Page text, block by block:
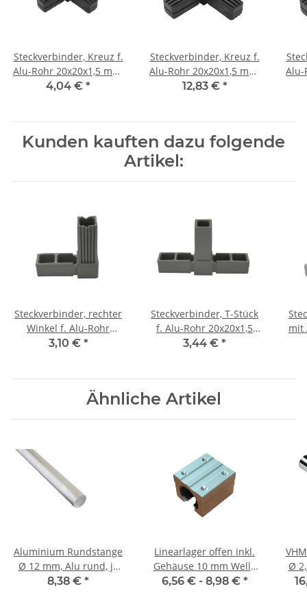
Steckverbinder, Kreuz f.
Alu-Rohr 20x20x1,5 mm,
PA grau Glasfaser
4,04 € *
Steckverbinder, Kreuz f.
Alu-Rohr 20x20x1,5 mm,
PA schwarz mit
12,83 € *
Alu-
Kunden kauften dazu folgende
Artikel:
Steckverbinder, rechter
Winkel f. Alu-Rohr
20x20x1,5 mm, PA grau
3,10 € *
Steckverbinder, T-Stück
f. Alu-Rohr 20x20x1,5
3,44 € *
mit
Ähnliche Artikel
Aluminium Rundstange
Ø 12 mm, Alu rund, je
1m ± 5mm, AlMgSi0,5
8,38 € *
Linearlager offen inkl.
Gehäuse 10 mm Welle
SBR
6,56 € - 8,98 € *
Ø